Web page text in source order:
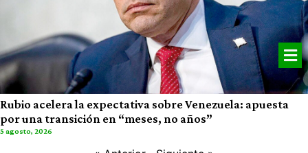
Rubio acelera la expectativa sobre Venezuela: apuesta
por una transición en “meses, no años”
5 agosto, 2026